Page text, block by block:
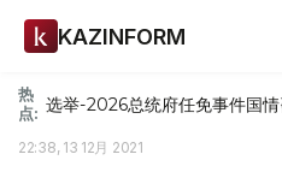
KAZINFORM
热
点: 选举-2026总统府任免事件国
22:38, 13 12月 2021